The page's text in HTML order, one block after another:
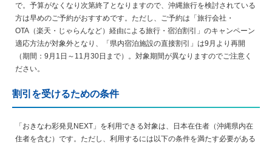
で。予算がなくなり次第終了となりますので、沖縄旅行を検討されている
方は早めのご予約がおすすめです。ただし、ご予約は「旅行会社・
OTA（楽天・じゃらんなど）経由による旅行・宿泊割引」のキャンペーン
適応方法が対象外となり、「県内宿泊施設の直接割引」は9月より再開
（期間：9月1日～11月30日まで）。対象期間が異なりますのでご注意く
ださい。
割引を受けるための条件
「おきなわ彩発見NEXT」を利用できる対象は、日本在住者（沖縄県内在
住者を含む）です。ただし、利用するには以下の条件を満たす必要がある